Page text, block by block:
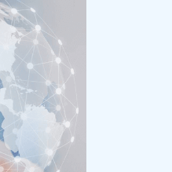
Horizonsより
SDSのIP主導型